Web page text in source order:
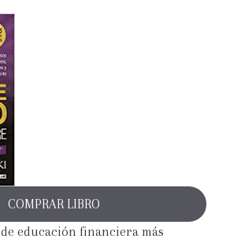
COMPRAR LIBRO
educación financiera más